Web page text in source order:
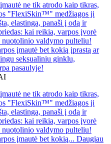
ne tik atrodo kaip tikras,
"FlexiSkin™" medžiagos ji
elastinga, panaši į odą ir
kai reikia, varpos įvorė
valdymo pulteliu!
įmautė bet kokią įprastą ar
seksualiniu ginklu,
pasaulyje!
ne tik atrodo kaip tikras,
"FlexiSkin™" medžiagos ji
elastinga, panaši į odą ir
kai reikia, varpos įvorė
valdymo pulteliu!
įmautė bet kokią... Daugiau